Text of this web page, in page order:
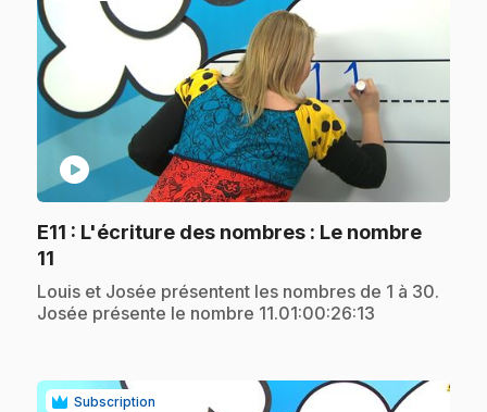
play_circle
E11 : L'écriture des nombres : Le nombre
11
.Louis et Josée présentent les nombres de 1 à 30.
Josée présente le nombre 11.01:00:26:13
Subscription